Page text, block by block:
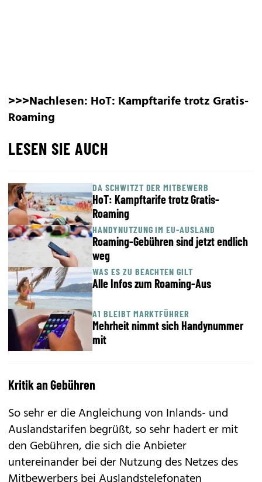
>>>Nachlesen: HoT: Kampftarife trotz Gratis-
Roaming
LESEN SIE AUCH
DA SCHWITZT DER MITBEWERB
HoT: Kampftarife trotz Gratis-
Roaming
HANDYNUTZUNG IM EU-AUSLAND
Roaming-Gebühren sind jetzt endlich
weg
WAS ES ZU BEACHTEN GILT
Alle Infos zum Roaming-Aus
A1 BLEIBT MARKTFÜHRER
Mehrheit nimmt sich Handynummer
mit
Kritik an Gebühren
So sehr er die Angleichung von Inlands- und
Auslandstarifen begrüßt, so sehr hadert er mit
den Gebühren, die sich die Anbieter
untereinander bei der Nutzung des Netzes des